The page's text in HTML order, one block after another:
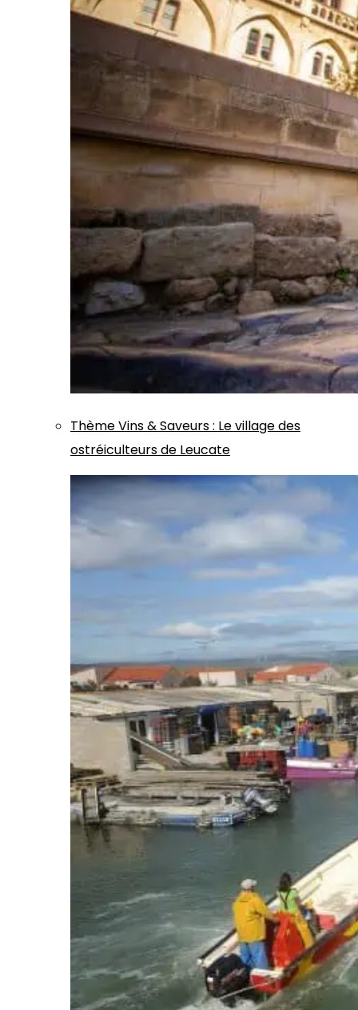
ThèmeVins & Saveurs: Le village des
ostréiculteurs de Leucate